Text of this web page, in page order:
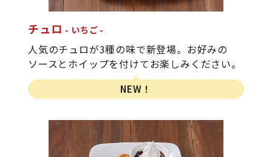
チュロ いちご
人気のチュロが3種の味で新登場。お好みの
ソースとホイップを付けてお楽しみください。
NEW！